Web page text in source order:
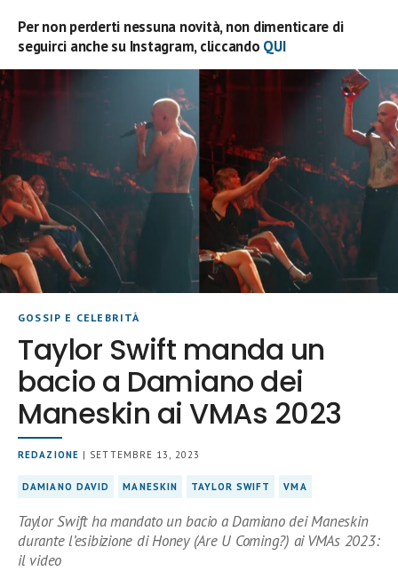
Per non perderti nessuna novità, non dimenticare di
seguirci anche su Instagram, cliccando QUI
GOSSIP E CELEBRITÀ
Taylor Swift manda un
bacio a Damiano dei
Maneskin ai VMAs 2023
REDAZIONE | SETTEMBRE 13, 2023
DAMIANO DAVID MANESKIN TAYLOR SWIFT VMA
Taylor Swift ha mandato un bacio a Damiano dei Maneskin
durante l’esibizione di Honey (Are U Coming?) ai VMAs 2023:
il video